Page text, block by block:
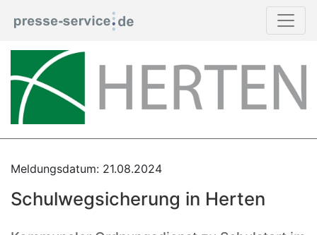
Meldungsdatum: 21.08.2024
Schulwegsicherung in Herten